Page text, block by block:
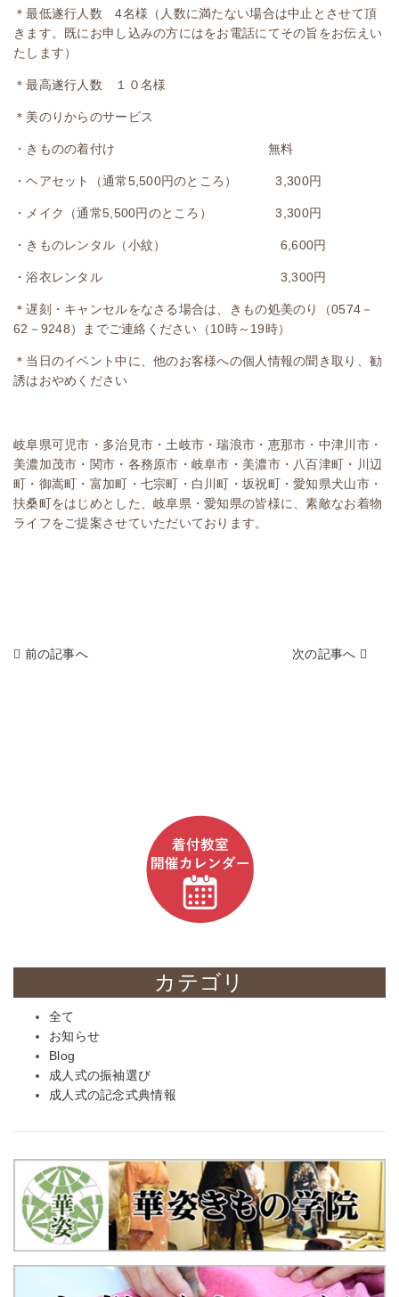
＊最低遂行人数 4名様（人数に満たない場合は中止とさせて頂
きます。既にお申し込みの方にはをお電話にてその旨をお伝えい
たします）
＊最高遂行人数 １０名様
＊美のりからのサービス
・きものの着付け 無料
・ヘアセット（通常5,500円のところ） 3,300円
・メイク（通常5,500円のところ） 3,300円
・きものレンタル（小紋） 6,600円
・浴衣レンタル 3,300円
＊遅刻・キャンセルをなさる場合は、きもの処美のり（0574－
62－9248）までご連絡ください（10時～19時）
＊当日のイベント中に、他のお客様への個人情報の聞き取り、勧
誘はおやめください
岐阜県可児市・多治見市・土岐市・瑞浪市・恵那市・中津川市・
美濃加茂市・関市・各務原市・岐阜市・美濃市・八百津町・川辺
町・御嵩町・富加町・七宗町・白川町・坂祝町・愛知県犬山市・
扶桑町をはじめとした、岐阜県・愛知県の皆様に、素敵なお着物
ライフをご提案させていただいております。
投
前の記事へ 次の記事へ
カテゴリ
全て
お知らせ
Blog
成人式の振袖選び
成人式の記念式典情報